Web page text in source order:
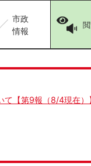
市政
情報
【第9報（8/4現在）